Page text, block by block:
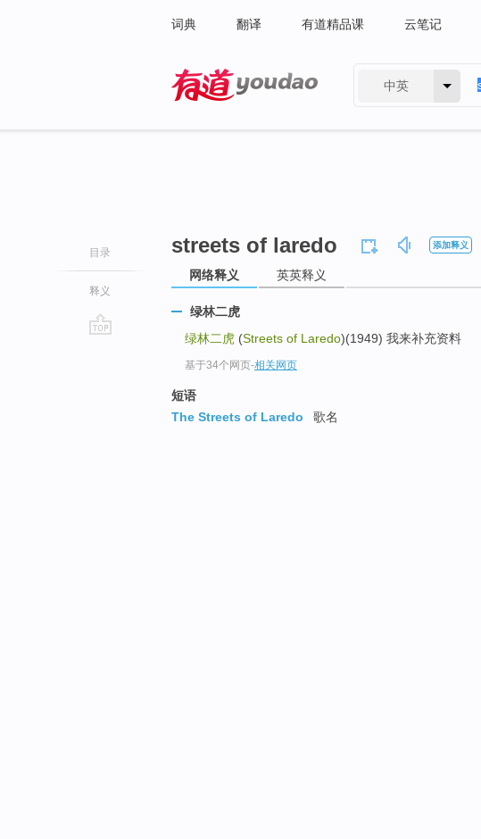
词典 翻译 有道精品课 云笔记
中英
目录
释义
streets of laredo 添加释义
网络释义 英英释义
绿林二虎
绿林二虎 (Streets of Laredo)(1949) 我来补充资料
基于34个网页-相关网页
短语
The Streets of Laredo
歌名